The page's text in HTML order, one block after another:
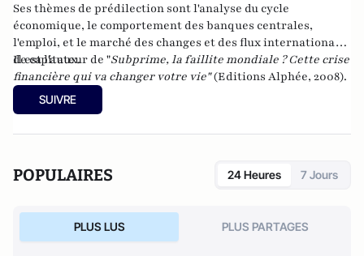
Ses thèmes de prédilection sont l'analyse du cycle
économique, le comportement des banques centrales,
l'emploi, et le marché des changes et des flux internationaux
de capitaux.
Il est l'auteur de "Subprime, la faillite mondiale ? Cette crise
financière qui va changer votre vie"(Editions Alphée, 2008).
SUIVRE
POPULAIRES 24 Heures 7 Jours
PLUS LUS PLUS PARTAGES